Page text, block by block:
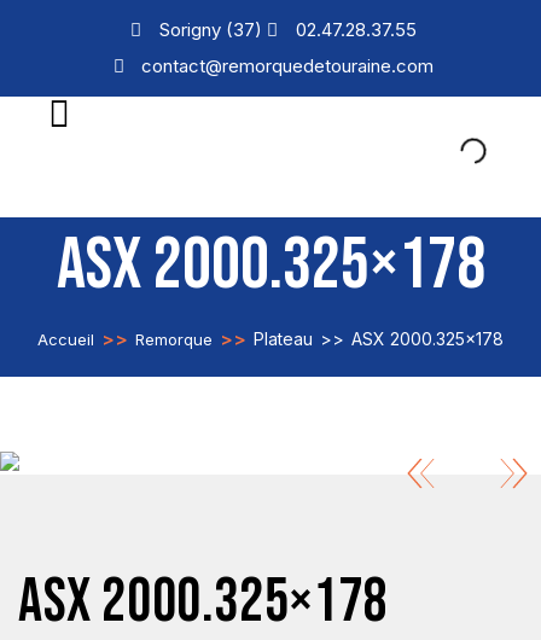
Sorigny (37)
02.47.28.37.55
contact@remorquedetouraine.com
ASX 2000.325×178
Accueil >> Remorque >> Plateau >> ASX 2000.325×178
ASX 2000.325×178